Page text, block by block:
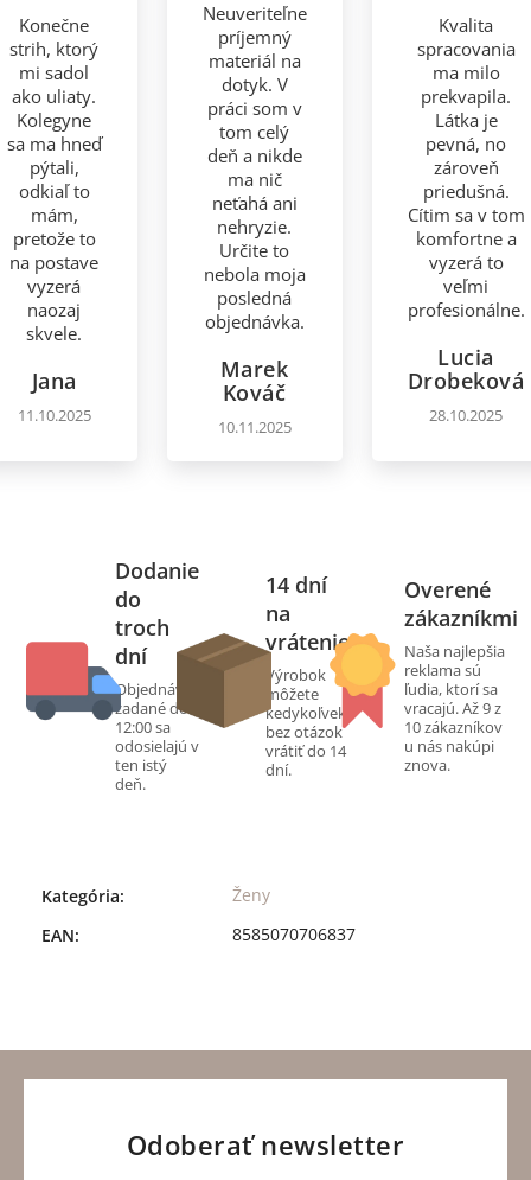
Konečne
strih, ktorý
mi sadol
ako uliaty.
Kolegyne
sa ma hneď
pýtali,
odkiaľ to
mám,
pretože to
na postave
vyzerá
naozaj
skvele.
Jana
11.10.2025
Neuveriteľne
príjemný
materiál na
dotyk. V
práci som v
tom celý
deň a nikde
ma nič
neťahá ani
nehryzie.
Určite to
nebola moja
posledná
objednávka.
Marek
Kováč
10.11.2025
Kvalita
spracovania
ma milo
prekvapila.
Látka je
pevná, no
zároveň
priedušná.
Cítim sa v tom
komfortne a
vyzerá to
veľmi
profesionálne.
Lucia
Drobeková
28.10.2025
Dodanie
do
troch
dní
Objednávky
zadané do
12:00 sa
odosielajú v
ten istý
deň.
14 dní
na
vrátenie
Výrobok
môžete
kedykoľvek
bez otázok
vrátiť do 14
dní.
Overené
zákazníkmi
Naša najlepšia
reklama sú
ľudia, ktorí sa
vracajú. Až 9 z
10 zákazníkov
u nás nakúpi
znova.
Kategória:
Ženy
EAN: 8585070706837
Odoberať newsletter